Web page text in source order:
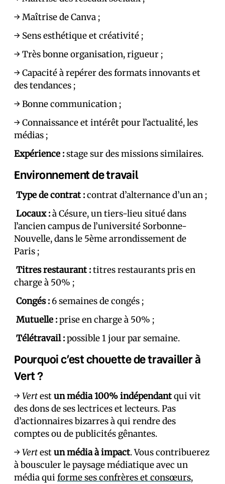
→ Maîtrise de Canva ;
→ Sens esthétique et créativité ;
→ Très bonne organisation, rigueur ;
→ Capacité à repérer des formats innovants et
des tendances ;
→ Bonne communication ;
→ Connaissance et intérêt pour l’actualité, les
médias ;
Expérience :stage sur des missions similaires.
Environnement de travail
Type de contrat :contrat d’alternance d’un an ;
Locaux :à Césure, un tiers-lieu situé dans
l’ancien campus de l’université Sorbonne-
Nouvelle, dans le 5ème arrondissement de
Paris ;
Titres restaurant :titres restaurants pris en
charge à 50% ;
Congés : 6 semaines de congés ;
Mutuelle :prise en charge à 50% ;
Télétravail :possible 1 jour par semaine.
Pourquoi c’est chouette de travailler à
Vert ?
→Vertestun média 100% indépendantqui vit
des dons de ses lectrices et lecteurs. Pas
d’actionnaires bizarres à qui rendre des
comptes ou de publicités gênantes.
→Vertestun média à impact. Vous contribuerez
à bousculer le paysage médiatique avec un
média qui forme ses confrères et consœurs,